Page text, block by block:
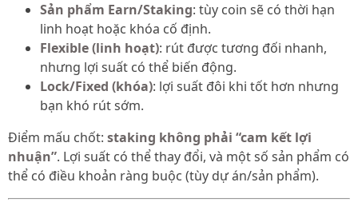
Sản phẩm Earn/Staking: tùy coin sẽ có thời hạn
linh hoạt hoặc khóa cố định.
Flexible (linh hoạt): rút được tương đối nhanh,
nhưng lợi suất có thể biến động.
Lock/Fixed (khóa): lợi suất đôi khi tốt hơn nhưng
bạn khó rút sớm.
Điểm mấu chốt: staking không phải “cam kết lợi
nhuận”. Lợi suất có thể thay đổi, và một số sản phẩm có
thể có điều khoản ràng buộc (tùy dự án/sản phẩm).